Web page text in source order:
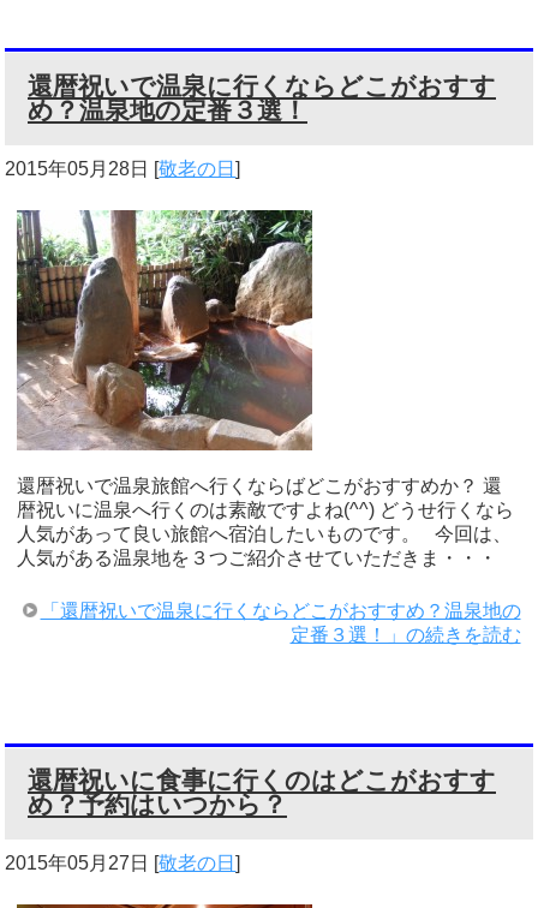
還暦祝いで温泉に行くならどこがおすす
め？温泉地の定番３選！
2015年05月28日 [敬老の日]
還暦祝いで温泉旅館へ行くならばどこがおすすめか？ 還
暦祝いに温泉へ行くのは素敵ですよね(^^) どうせ行くなら
人気があって良い旅館へ宿泊したいものです。 今回は、
人気がある温泉地を３つご紹介させていただきま・・・
「還暦祝いで温泉に行くならどこがおすすめ？温泉地の
定番３選！」の続きを読む
還暦祝いに食事に行くのはどこがおすす
め？予約はいつから？
2015年05月27日 [敬老の日]